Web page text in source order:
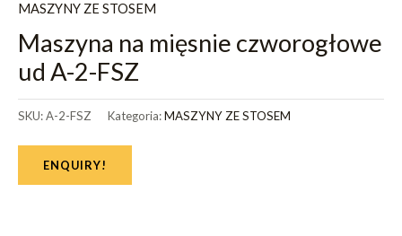
MASZYNY ZE STOSEM
Maszyna na mięsnie czworogłowe
ud A-2-FSZ
SKU:A-2-FSZ Kategoria:MASZYNY ZE STOSEM
ENQUIRY!